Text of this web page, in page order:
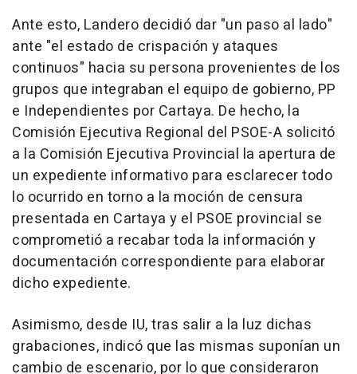
Ante esto, Landero decidió dar "un paso al lado"
ante "el estado de crispación y ataques
continuos" hacia su persona provenientes de los
grupos que integraban el equipo de gobierno, PP
e Independientes por Cartaya. De hecho, la
Comisión Ejecutiva Regional del PSOE-A solicitó
a la Comisión Ejecutiva Provincial la apertura de
un expediente informativo para esclarecer todo
lo ocurrido en torno a la moción de censura
presentada en Cartaya y el PSOE provincial se
comprometió a recabar toda la información y
documentación correspondiente para elaborar
dicho expediente.
Asimismo, desde IU, tras salir a la luz dichas
grabaciones, indicó que las mismas suponían un
cambio de escenario, por lo que consideraron